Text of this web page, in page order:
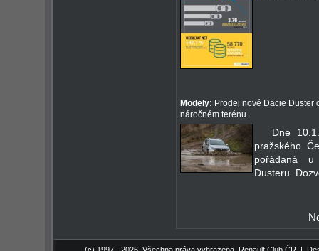
Modely: Prodej nové Dacie Duster
náročném terénu.
Dne
pražského
pořádaná u
Dusteru.